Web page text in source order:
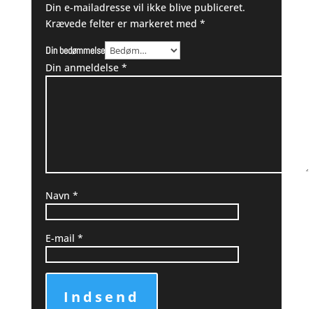
Din e-mailadresse vil ikke blive publiceret.
Krævede felter er markeret med *
Din bedømmelse
Din anmeldelse *
Navn *
E-mail *
Indsend